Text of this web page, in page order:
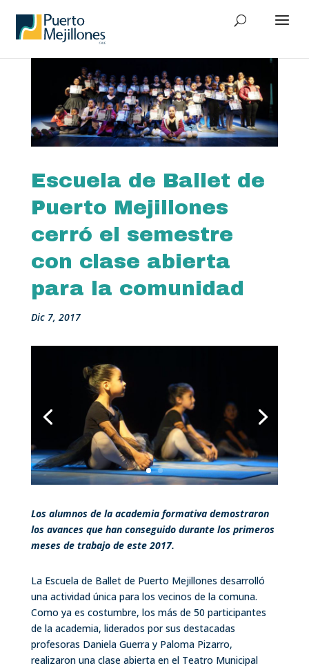
Escuela de Ballet de
Puerto Mejillones
cerró el semestre
con clase abierta
para la comunidad
Dic 7, 2017
Los alumnos de la academia formativa demostraron
los avances que han conseguido durante los primeros
meses de trabajo de este 2017.
La Escuela de Ballet de Puerto Mejillones desarrolló
una actividad única para los vecinos de la comuna.
Como ya es costumbre, los más de 50 participantes
de la academia, liderados por sus destacadas
profesoras Daniela Guerra y Paloma Pizarro,
realizaron una clase abierta en el Teatro Municipal